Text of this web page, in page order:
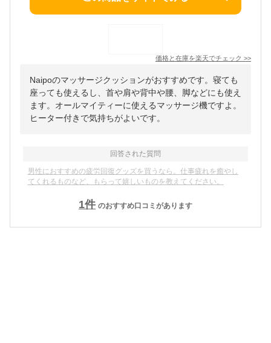
価格と在庫を楽天でチェック >>
Naipoのマッサージクッションがおすすめです。寝ても
座っても使えるし、首や肩や背中や腰、脚などにも使え
ます。オールマイティーに使えるマッサージ機ですよ。
ヒーター付きで気持ちがよいです。
回答された質問
男性におすすめの疲労回復グッズを買うなら。仕事疲れを癒やし
てくれるものなど、もらって嬉しいものを教えてください。
1件 のおすすめ口コミがあります